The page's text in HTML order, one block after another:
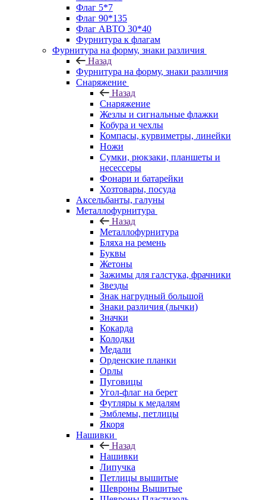
Флаг 5*7
Флаг 90*135
Флаг АВТО 30*40
Фурнитура к флагам
Фурнитура на форму, знаки различия
Назад
Фурнитура на форму, знаки различия
Снаряжение
Назад
Снаряжение
Жезлы и сигнальные флажки
Кобура и чехлы
Компасы, курвиметры, линейки
Ножи
Сумки, рюкзаки, планшеты и
несессеры
Фонари и батарейки
Хозтовары, посуда
Аксельбанты, галуны
Металлофурнитура
Назад
Металлофурнитура
Бляха на ремень
Буквы
Жетоны
Зажимы для галстука, фрачники
Звезды
Знак нагрудный большой
Знаки различия (лычки)
Значки
Кокарда
Колодки
Медали
Орденские планки
Орлы
Пуговицы
Угол-флаг на берет
Футляры к медалям
Эмблемы, петлицы
Якоря
Нашивки
Назад
Нашивки
Липучка
Петлицы вышитые
Шевроны Вышитые